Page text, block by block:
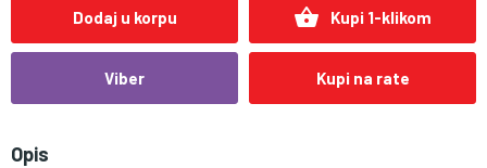
Dodaj u korpu shopping_basket Kupi 1-klikom
Viber Kupi na rate
Opis